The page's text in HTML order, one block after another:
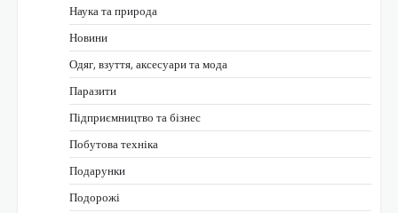
Наука та природа
Новини
Одяг, взуття, аксесуари та мода
Паразити
Підприємництво та бізнес
Побутова техніка
Подарунки
Подорожі